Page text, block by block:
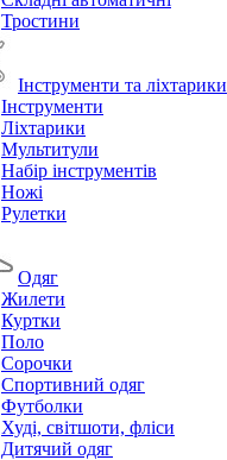
Тростини
Інструменти та ліхтарики
Інструменти
Ліхтарики
Мультитули
Набір інструментів
Ножі
Рулетки
Одяг
Жилети
Куртки
Поло
Сорочки
Спортивний одяг
Футболки
Худі, світшоти, фліси
Дитячий одяг